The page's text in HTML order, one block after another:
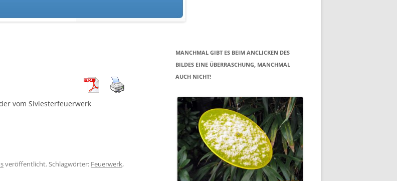
vom Sivlesterfeuerwerk
veröffentlicht. Schlagwörter: Feuerwerk,
MANCHMAL GIBT ES BEIM ANCLICKEN DES
BILDES EINE ÜBERRASCHUNG, MANCHMAL
AUCH NICHT!